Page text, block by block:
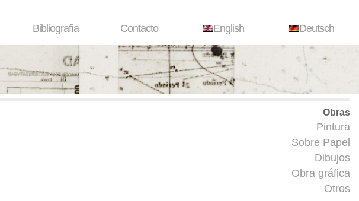
Bibliografía Contacto English Deutsch
Obras
Pintura
Sobre Papel
Dibujos
Obra gráfica
Otros